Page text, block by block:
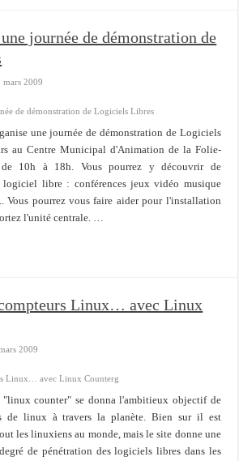
journée de démonstration de
mars 2009
de démonstration de Logiciels Libres
une journée de démonstration de Logiciels
au Centre Municipal d'Animation de la Folie-
10h à 18h. Vous pourrez y découvrir de
logiciel libre : conférences jeux vidéo musique
Vous pourrez vous faire aider pour l'installation
l'unité centrale. …
Linux… avec Linux
2009
Linux… avec Linux Counterg
counter" se donna l'ambitieux objectif de
de linux à travers la planète. Bien sur il est
les linuxiens au monde, mais le site donne une
de pénétration des logiciels libres dans les